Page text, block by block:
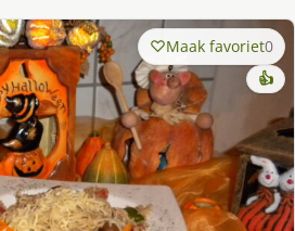
Maak favoriet0
👍